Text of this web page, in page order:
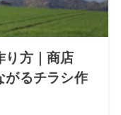
り方｜商店
がるチラシ作